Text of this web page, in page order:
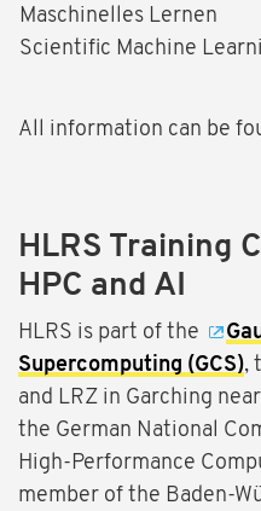
All information can be
Maschinelles Lernen
Scientific Machine
HLRS Training
HPC and AI
HLRS is part of the
Supercomputing (GCS),
and LRZ in Garching
the German National
High-Performance
member of the Baden-